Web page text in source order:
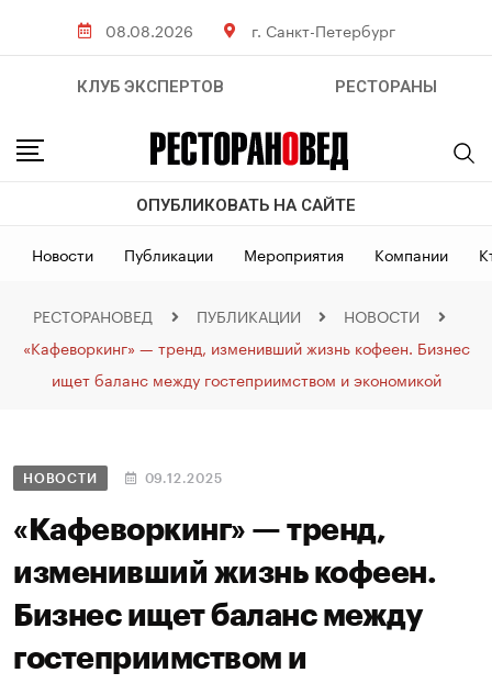
08.08.2026 г. Санкт-Петербург
КЛУБ ЭКСПЕРТОВ РЕСТОРАНЫ
ОПУБЛИКОВАТЬ НА САЙТЕ
Новости Публикации Мероприятия Компании
РЕСТОРАНОВЕД ПУБЛИКАЦИИ
НОВОСТИ
«Кафеворкинг» — тренд, изменивший жизнь кофеен. Бизнес
ищет баланс между гостеприимством и экономикой
НОВОСТИ 09.12.2025
«Кафеворкинг» — тренд,
изменивший жизнь кофеен.
Бизнес ищет баланс между
гостеприимством и